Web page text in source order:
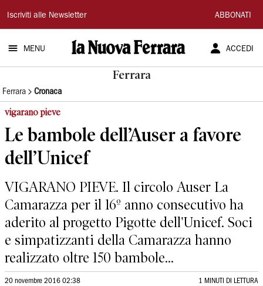
La
Nuova
Ferrara
Iscriviti alle Newsletter ABBONATI
MENU ACCEDI
Ferrara
Ferrara Cronaca
vigarano pieve
Le bambole dell’Auser a favore
dell’Unicef
VIGARANO PIEVE. Il circolo Auser La
Camarazza per il 16º anno consecutivo ha
aderito al progetto Pigotte dell'Unicef. Soci
e simpatizzanti della Camarazza hanno
realizzato oltre 150 bambole...
20 novembre 2016 02:38 1 MINUTI DI LETTURA